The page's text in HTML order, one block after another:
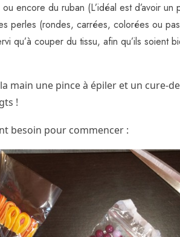
encore du ruban (L’idéal est d’avoir un
perles (rondes, carrées, colorées ou
qu’à couper du tissu, afin qu’ils soient
main une pince à épiler et un cure-
!
besoin pour commencer :